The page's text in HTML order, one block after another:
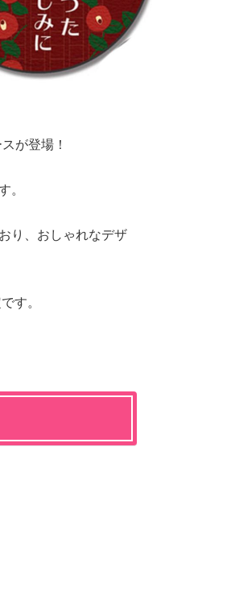
が登場！
。
り、おしゃれなデザ
す。